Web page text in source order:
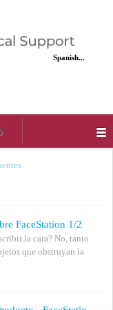
Spanish...
FaceStation 1/2
la cara? No, tanto
que obstruyan la